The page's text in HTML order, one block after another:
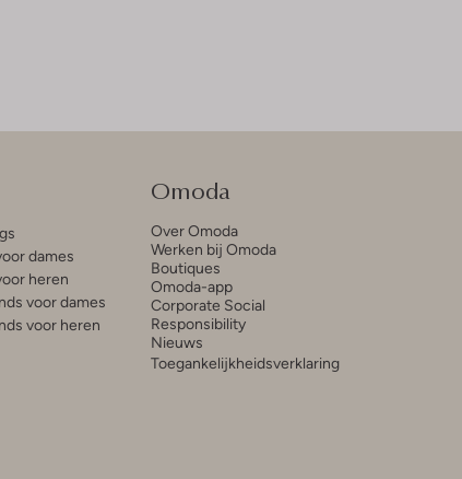
dames
heren
voor dames
voor heren
Omoda
Over Omoda
Werken bij Omoda
Boutiques
Omoda-app
Corporate Social
Responsibility
Nieuws
Toegankelijkheidsverklaring